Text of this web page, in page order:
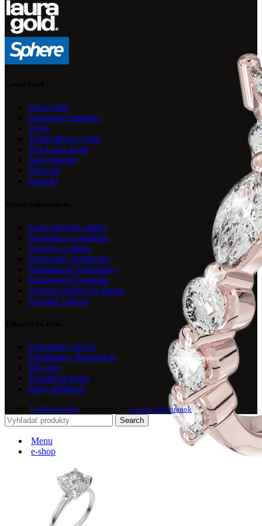
Showroom
Partnerské predajne
O nás
Technológia výroby
Tím Laura Gold
Naše benefity
Magazín
Kontakt
Často kladené otázky
Registrácia certifikátu
Doprava a platba
Obchodné podmienky
Reklamačné podmienky
Reklamačný formulár
Ochrana osobných údajov
Pravidlá cookies
Podmienky súťaže
Prihlásenie / Registrácia
Môj účet
Zabudnuté heslo
Moje obľúbené
LAURA GOLD
Tvorba web stránok
Search
Menu
e-shop